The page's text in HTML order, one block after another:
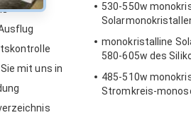
mit uns in
530-550w
monokristalline
580-605w des
485-510w
Stromkreis-